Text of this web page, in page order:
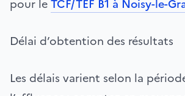
pour leTCF/TEF B1 à Noisy-le-
Délai d’obtention des résultats
Les délais varient selon la